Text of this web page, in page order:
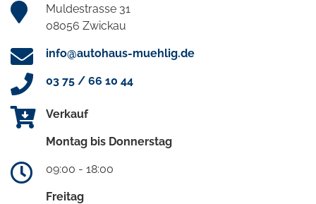
Muldestrasse 31
08056 Zwickau
info@autohaus-muehlig.de
03 75 / 66 10 44
Verkauf
Montag bis Donnerstag
09:00 - 18:00
Freitag